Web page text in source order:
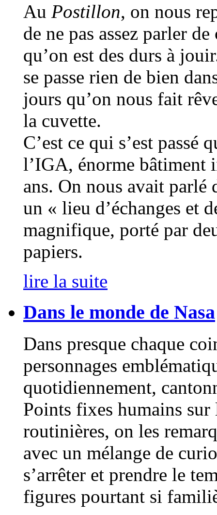
Au Postillon, on nous
de ne pas assez parler
qu’on est des durs à
se passe rien de bien
jours qu’on nous fait
la cuvette.
C’est ce qui s’est passé
l’IGA, énorme bâtiment
ans. On nous avait parlé
un « lieu d’échanges et
magnifique, porté par
papiers.
lire la suite
Dans le monde de Nasa
Dans presque chaque
personnages
quotidiennement,
Points fixes humains sur
routinières, on les
avec un mélange de
s’arrêter et prendre le
figures pourtant si